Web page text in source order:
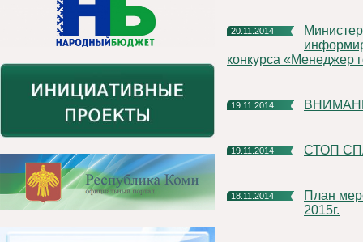
20.11.2014
Министерство экономического развития Республики Коми
конкурса «Менеджер
19.11.2014
19.11.2014 СТОП
18.11.2014
План мероприятий на новогодние праздники с 1 по 10 января
2015г.